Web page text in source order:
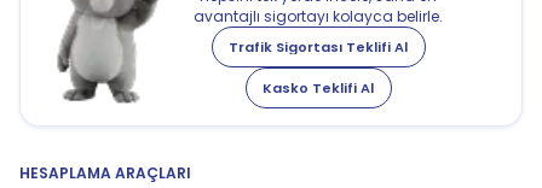
avantajlı sigortayı kolayca belirle.
Trafik Sigortası Teklifi Al
Kasko Teklifi Al
HESAPLAMA ARAÇLARI